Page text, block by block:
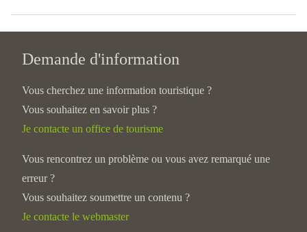
Demande d'information
Vous cherchez une information touristique ?
Vous souhaitez en savoir plus ?
Je contacte un office de tourisme
Vous rencontrez un problème ou vous avez remarqué une
erreur ?
Vous souhaitez soumettre un contenu ?
Je contacte le webmaster